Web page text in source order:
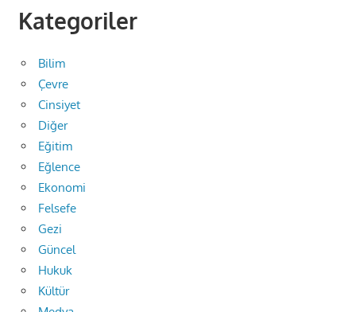
Kategoriler
Bilim
Çevre
Cinsiyet
Diğer
Eğitim
Eğlence
Ekonomi
Felsefe
Gezi
Güncel
Hukuk
Kültür